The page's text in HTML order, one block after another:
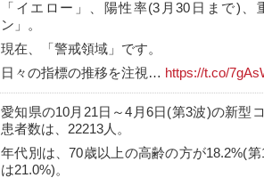
「イエロー」、陽性率(3月30日まで)、
ン」。
現在、「警戒領域」です。
日々の指標の推移を注視… https://t.co/
愛知県の10月21日～4月6日(第3波)の新型
患者数は、22213人。
年代別は、70歳以上の高齢の方が18.2%(
は21.0%)。